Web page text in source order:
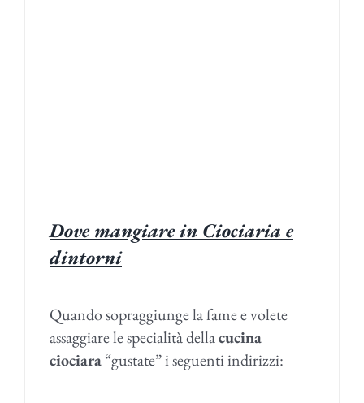
Dove mangiare in Ciociaria e
dintorni
Quando sopraggiunge la fame e volete
assaggiare le specialità dellacucina
ciociara“gustate” i seguenti indirizzi: